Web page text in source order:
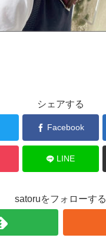
シェアする
Facebook
LINE
satoruをフォローする